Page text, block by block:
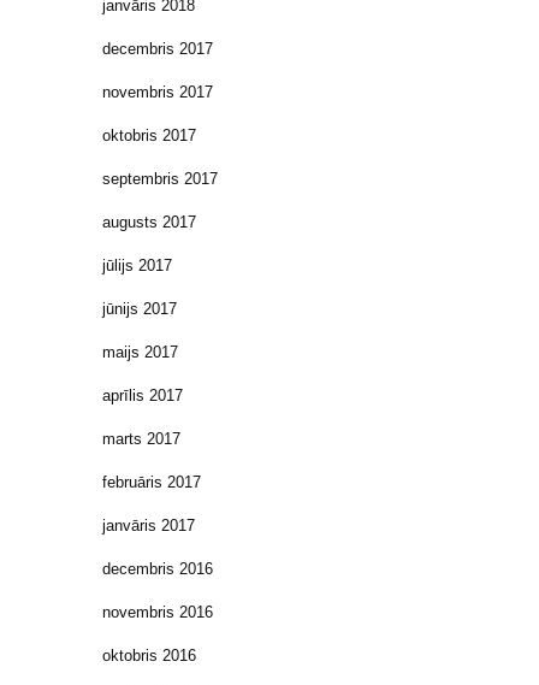
janvāris 2018
decembris 2017
novembris 2017
oktobris 2017
septembris 2017
augusts 2017
jūlijs 2017
jūnijs 2017
maijs 2017
aprīlis 2017
marts 2017
februāris 2017
janvāris 2017
decembris 2016
novembris 2016
oktobris 2016